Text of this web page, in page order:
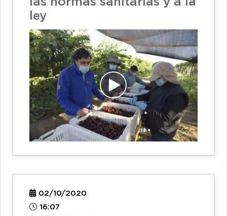
ley
02/10/2020
16:07